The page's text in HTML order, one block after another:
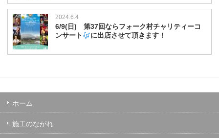
2024.6.4
6/9(日) 第37回ならフォーク村チャリティーコ
ンサート
に出店させて頂きます！
ホーム
施工のながれ